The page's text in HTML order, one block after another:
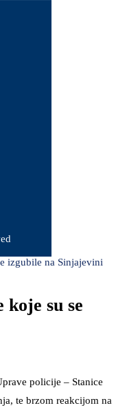
izgubile na Sinjajevini
su se
policije – Stanice
te brzom reakcijom na